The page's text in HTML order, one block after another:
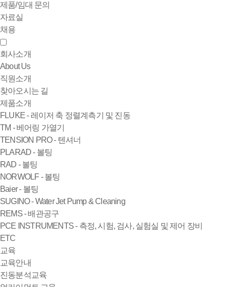
제품/임대 문의
자료실
채용
회사소개
About Us
직원소개
찾아오시는 길
제품소개
FLUKE - 레이저 축 정렬계측기 및 진동
TM - 베어링 가열기
TENSION PRO - 텐셔너
PLARAD - 볼팅
RAD - 볼팅
NORWOLF - 볼팅
Baier - 볼팅
SUGINO - Water Jet Pump & Cleaning
REMS - 배관공구
PCE INSTRUMENTS - 측정, 시험, 검사, 실험실 및 제어 장비
ETC
교육
교육안내
진동분석교육